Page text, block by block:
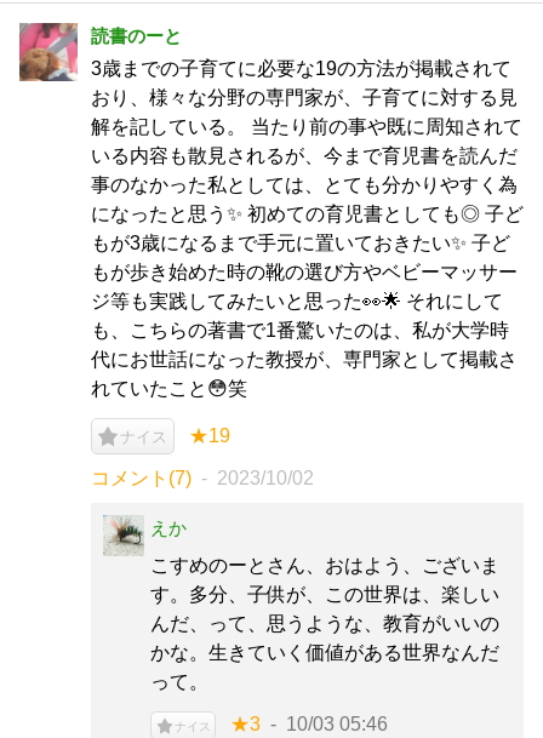
読書のーと
3歳までの子育てに必要な19の方法が掲載されて
おり、様々な分野の専門家が、子育てに対する見
解を記している。 当たり前の事や既に周知されて
いる内容も散見されるが、今まで育児書を読んだ
事のなかった私としては、とても分かりやすく為
になったと思う✨ 初めての育児書としても◎ 子ど
もが3歳になるまで手元に置いておきたい✨ 子ど
もが歩き始めた時の靴の選び方やベビーマッサー
ジ等も実践してみたいと思った👀🌟 それにして
も、こちらの著書で1番驚いたのは、私が大学時
代にお世話になった教授が、専門家として掲載さ
れていたこと😳笑
ナイス ★19
コメント(7) 2023/10/02
えか
こすめのーとさん、おはよう、ございま
す。多分、子供が、この世界は、楽しい
んだ、って、思うような、教育がいいの
かな。生きていく価値がある世界なんだ
って。
ナイス ★3 10/03 05:46